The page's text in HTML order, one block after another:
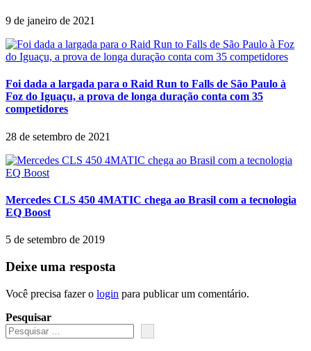
9 de janeiro de 2021
Foi dada a largada para o Raid Run to Falls de São Paulo à
Foz do Iguaçu, a prova de longa duração conta com 35
competidores
28 de setembro de 2021
Mercedes CLS 450 4MATIC chega ao Brasil com a tecnologia
EQ Boost
5 de setembro de 2019
Deixe uma resposta
Você precisa fazer o login para publicar um comentário.
Pesquisar